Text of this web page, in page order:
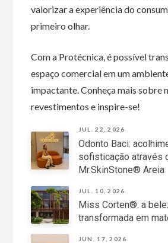
valorizar a experiência do
primeiro olhar.
Com a Protécnica, é possível
espaço comercial em um
impactante. Conheça mais sobre
revestimentos e inspire-se!
JUL. 22, 2026
Odonto Baci:
sofisticação através
Mr.SkinStone® Areia
JUL. 10, 2026
Miss Corten®: a
transformada em
JUN. 17, 2026